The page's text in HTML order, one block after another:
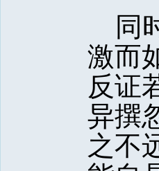
同
激而
反证
异撰
之不